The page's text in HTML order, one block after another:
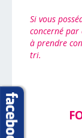
Si vous
concerné
à prendre
tri.